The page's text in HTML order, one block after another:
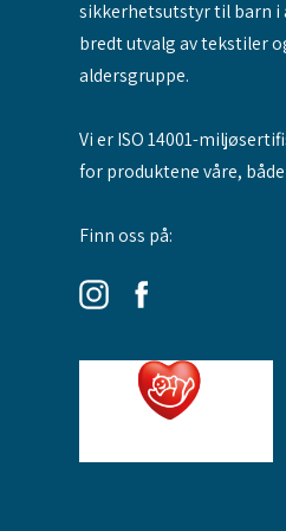
sikkerhetsutstyr til barn i
bredt utvalg av tekstiler
aldersgruppe.
Vi er ISO 14001-
for produktene våre,
Finn oss på: